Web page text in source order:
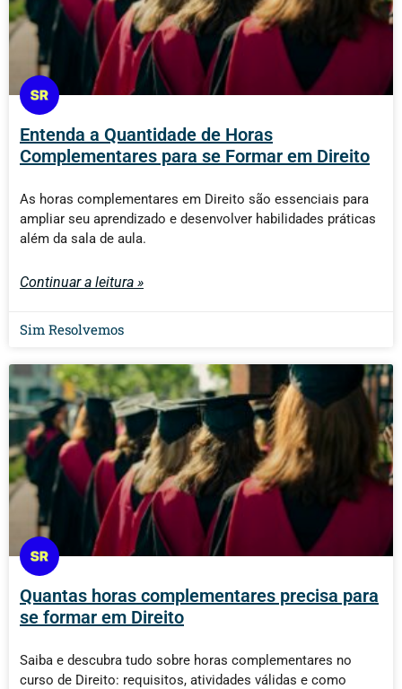
Entenda a Quantidade de Horas
Complementares para se Formar em Direito
As horas complementares em Direito são essenciais para
ampliar seu aprendizado e desenvolver habilidades práticas
além da sala de aula.
Continuar a leitura »
Sim Resolvemos
Quantas horas complementares precisa para
se formar em Direito
Saiba e descubra tudo sobre horas complementares no
curso de Direito: requisitos, atividades válidas e como